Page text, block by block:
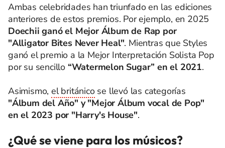
Ambas celebridades han triunfado en las ediciones
anteriores de estos premios. Por ejemplo, en 2025
Doechii ganó el Mejor Álbum de Rap por
"Alligator Bites Never Heal". Mientras que Styles
ganó el premio a la Mejor Interpretación Solista Pop
por su sencillo “Watermelon Sugar” en el 2021.
Asimismo,el británicose llevó las categorías
"Álbum del Año" y "Mejor Álbum vocal de Pop"
en el 2023 por "Harry's House".
¿Qué se viene para los músicos?